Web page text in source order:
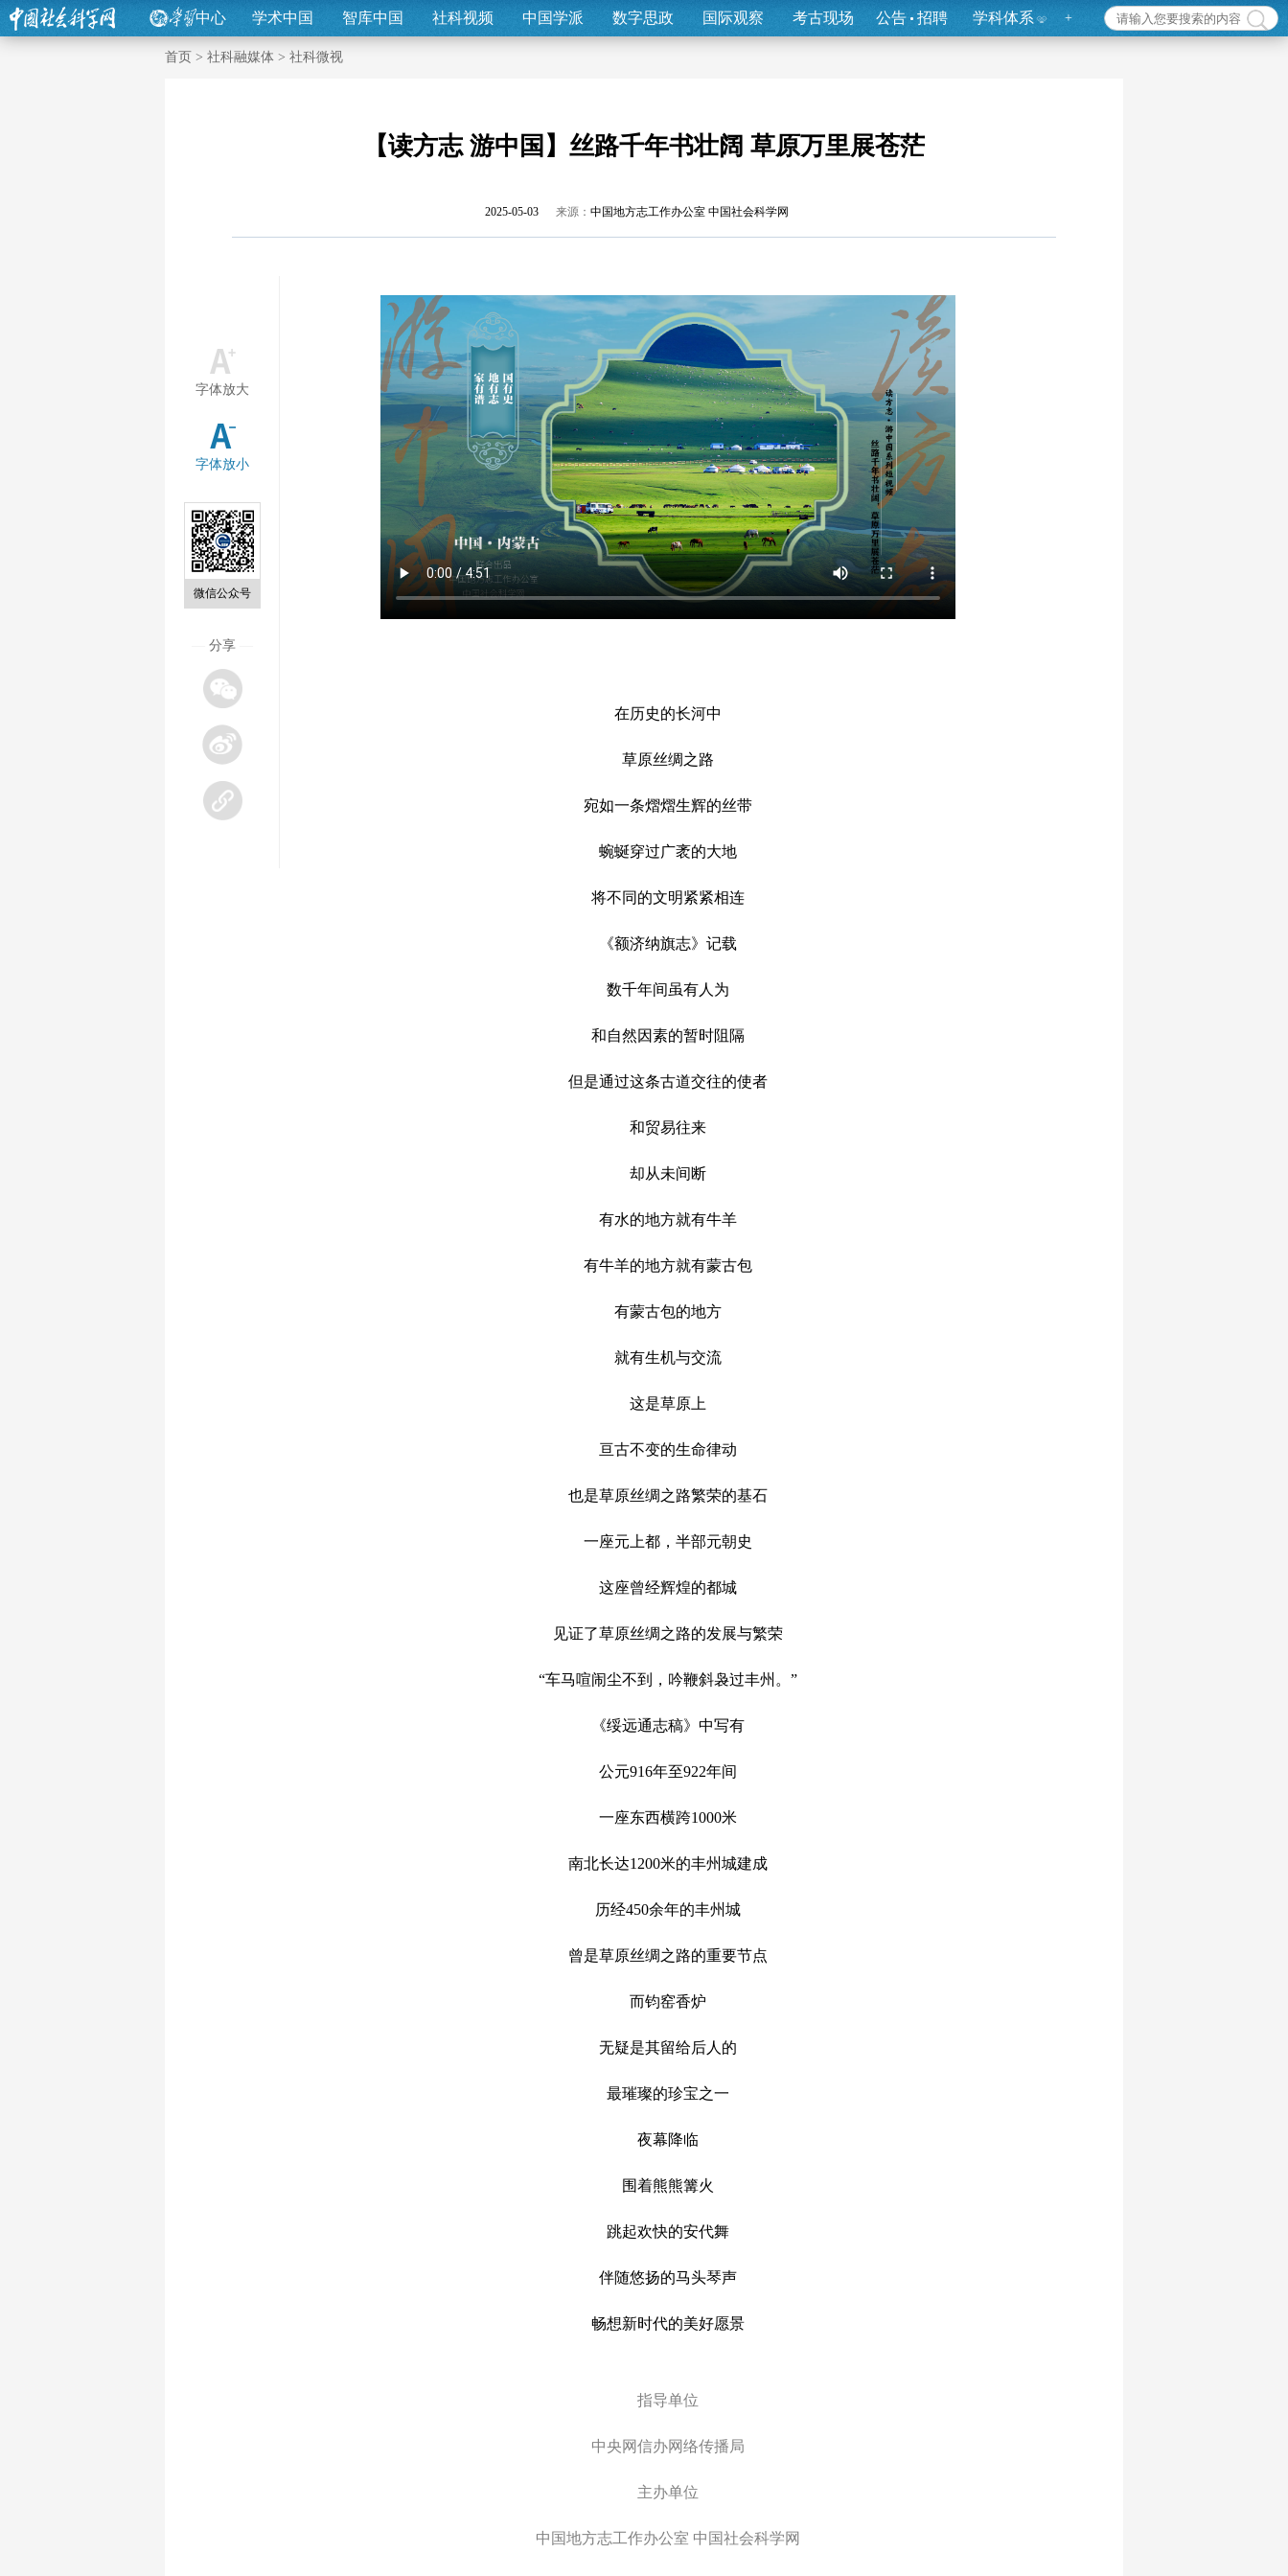
中心 学术中国 智库中国 社科视频 中国学派 数字思政 国际观察 考古现场 公告 招聘 学科体系 +
首页 > 社科融媒体 > 社科微视
【读方志 游中国】丝路千年书壮阔 草原万里展苍茫
2025-05-03 来源： 中国地方志工作办公室 中国社会科学网
字体放大
字体放小
微信公众号
分享
在历史的长河中
草原丝绸之路
宛如一条熠熠生辉的丝带
蜿蜒穿过广袤的大地
将不同的文明紧紧相连
《额济纳旗志》记载
数千年间虽有人为
和自然因素的暂时阻隔
但是通过这条古道交往的使者
和贸易往来
却从未间断
有水的地方就有牛羊
有牛羊的地方就有蒙古包
有蒙古包的地方
就有生机与交流
这是草原上
亘古不变的生命律动
也是草原丝绸之路繁荣的基石
一座元上都，半部元朝史
这座曾经辉煌的都城
见证了草原丝绸之路的发展与繁荣
“车马喧闹尘不到，吟鞭斜袅过丰州。”
《绥远通志稿》中写有
公元916年至922年间
一座东西横跨1000米
南北长达1200米的丰州城建成
历经450余年的丰州城
曾是草原丝绸之路的重要节点
而钧窑香炉
无疑是其留给后人的
最璀璨的珍宝之一
夜幕降临
围着熊熊篝火
跳起欢快的安代舞
伴随悠扬的马头琴声
畅想新时代的美好愿景
指导单位
中央网信办网络传播局
主办单位
中国地方志工作办公室 中国社会科学网